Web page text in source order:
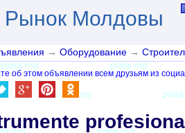
Рынок Молдовы
→ Оборудование →
об этом объявлении всем друзьям из